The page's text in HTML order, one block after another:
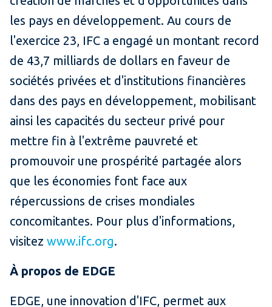
les pays en développement. Au cours de
l'exercice 23, IFC a engagé un montant record
de 43,7 milliards de dollars en faveur de
sociétés privées et d'institutions financières
dans des pays en développement, mobilisant
ainsi les capacités du secteur privé pour
mettre fin à l'extrême pauvreté et
promouvoir une prospérité partagée alors
que les économies font face aux
répercussions de crises mondiales
concomitantes. Pour plus d'informations,
visitez www.ifc.org.
À propos de EDGE
EDGE, une innovation d'IFC, permet aux